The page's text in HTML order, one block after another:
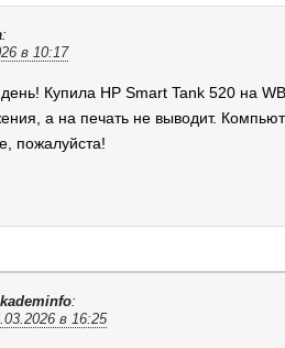
:
в 10:17
Купила HP Smart Tank 520 на
а на печать не выводит.
пожалуйста!
:
в 16:25